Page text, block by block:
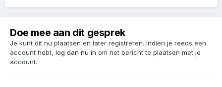
Doe mee aan dit gesprek
Je kunt dit nu plaatsen en later registreren. Indien je reeds een
account hebt, log dan nu in om het bericht te plaatsen met je
account.